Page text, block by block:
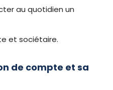
au quotidien un
et sociétaire.
de compte et sa